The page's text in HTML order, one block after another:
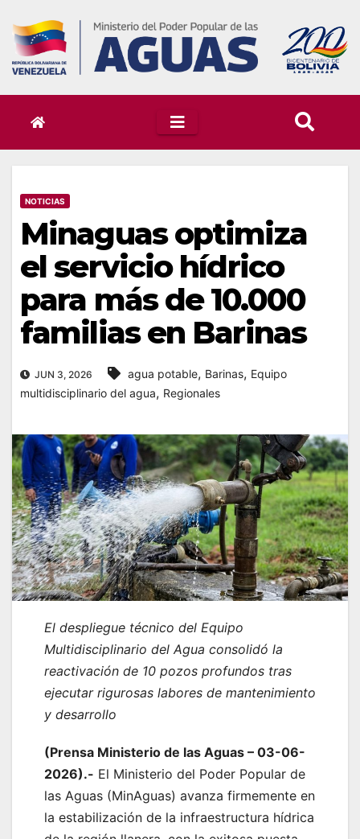
content
NOTICIAS
Minaguas optimiza
el servicio hídrico
para más de 10.000
familias en Barinas
JUN 3, 2026 agua potable, Barinas, Equipo
multidisciplinario del agua, Regionales
​El despliegue técnico del Equipo
Multidisciplinario del Agua consolidó la
reactivación de 10 pozos profundos tras
ejecutar rigurosas labores de mantenimiento
y desarrollo
(Prensa Ministerio de las Aguas – 03-06-
2026).- El Ministerio del Poder Popular de
las Aguas (MinAguas) avanza firmemente en
la estabilización de la infraestructura hídrica